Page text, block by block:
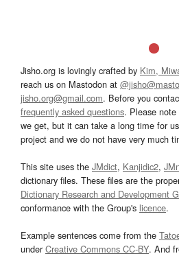
Jisho.org is lovingly crafted by Kim,
reach us on Mastodon at
jisho.org@gmail.com. Before you
frequently asked questions. Please
we get, but it can take a long time for
project and we do not have very much
This site uses the JMdict, Kanjidic2,
dictionary files. These files are the
Dictionary Research and Development
conformance with the Group's licence.
Example sentences come from the
underCreative Commons CC-BY. And